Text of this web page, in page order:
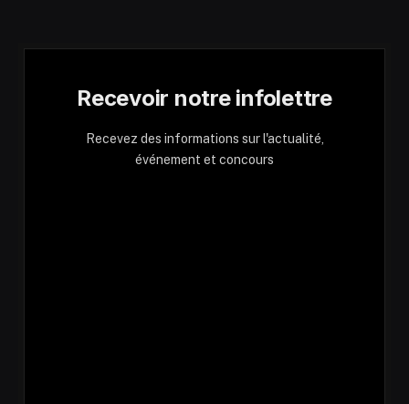
Recevoir notre infolettre
Recevez des informations sur l'actualité,
événement et concours